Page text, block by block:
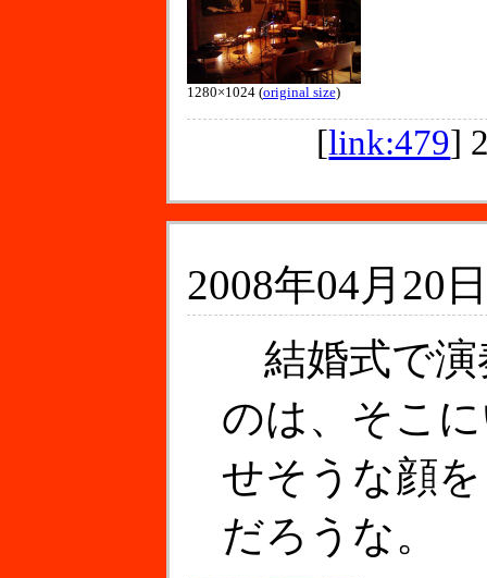
1280×1024 (original size)
[link:479]
2008年04月20
結婚式で演
のは、そこ
せそうな顔
だろうな。